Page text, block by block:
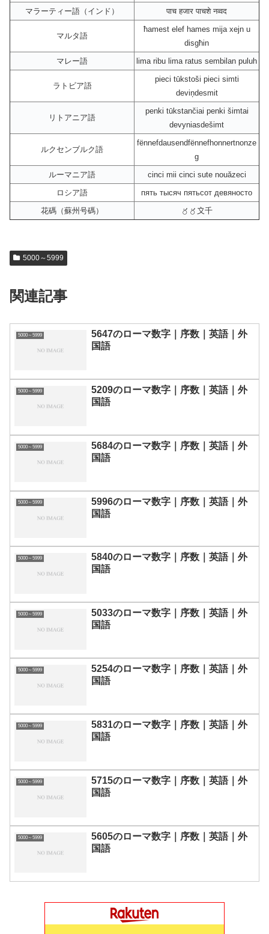
マラーティー語（インド） पाच हजार पाचशे नव्वद
マルタ語
ħamest elef hames mija xejn u
disgħin
マレー語
lima ribu lima ratus sembilan puluh
ラトビア語
pieci tūkstoši pieci simti
deviņdesmit
リトアニア語
penki tūkstančiai penki šimtai
devyniasdešimt
ルクセンブルク語
fënnefdausendfënnefhonnertnonze
g
ルーマニア語
cinci mii cinci sute nouăzeci
ロシア語
пять тысяч пятьсот девяносто
花碼（蘇州号碼）
〥〥〩千
5000～5999
関連記事
5000～5999
5647のローマ数字｜序数｜英語｜外
国語
5000～5999
5209のローマ数字｜序数｜英語｜外
国語
5000～5999
5684のローマ数字｜序数｜英語｜外
国語
5000～5999
5996のローマ数字｜序数｜英語｜外
国語
5000～5999
5840のローマ数字｜序数｜英語｜外
国語
5000～5999
5033のローマ数字｜序数｜英語｜外
国語
5000～5999
5254のローマ数字｜序数｜英語｜外
国語
5000～5999
5831のローマ数字｜序数｜英語｜外
国語
5000～5999
5715のローマ数字｜序数｜英語｜外
国語
5000～5999
5605のローマ数字｜序数｜英語｜外
国語